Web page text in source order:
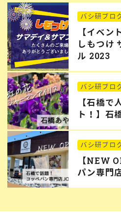
バシ研ブロ
【イベン
しもつけ
ル 2023
バシ研ブロ
【石橋で
ト！】石
バシ研ブロ
【NEW
パン専門